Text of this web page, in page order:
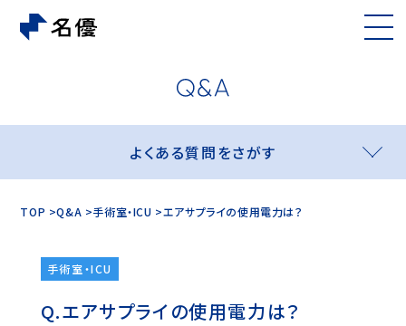
よくある質問をさがす
TOP Q&A 手術室・ICU エアサプライの使用電力は？
手術室・ICU
エアサプライの使用電力は？